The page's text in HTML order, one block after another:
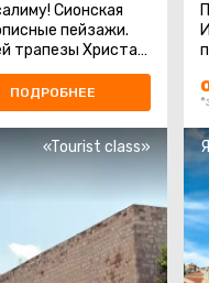
Сионская
пейзажи.
трапезы Христа -
Горница Тайной Вечери, а также ...
ПОДРОБНЕЕ
«Tourist class»